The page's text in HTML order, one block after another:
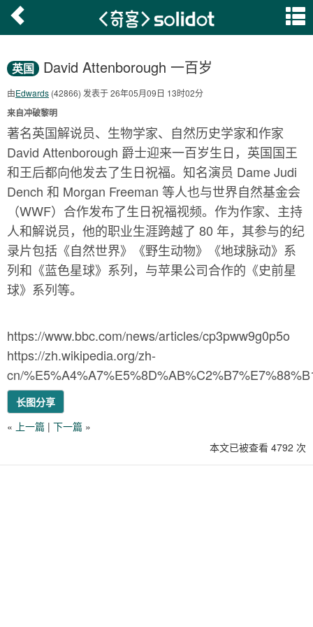
英国 David Attenborough 一百岁
由Edwards (42866) 发表于 26年05月09日 13时02分
来自冲破黎明
著名英国解说员、生物学家、自然历史学家和作家
David Attenborough 爵士迎来一百岁生日，英国国王
和王后都向他发去了生日祝福。知名演员 Dame Judi
Dench 和 Morgan Freeman 等人也与世界自然基金会
（WWF）合作发布了生日祝福视频。作为作家、主持
人和解说员，他的职业生涯跨越了 80 年，其参与的纪
录片包括《自然世界》《野生动物》《地球脉动》系
列和《蓝色星球》系列，与苹果公司合作的《史前星
球》系列等。
https://www.bbc.com/news/articles/cp3pww9g0p5o
https://zh.wikipedia.org/zh-
cn/
长图分享
« 上一篇 | 下一篇 »
本文已被查看 4792 次